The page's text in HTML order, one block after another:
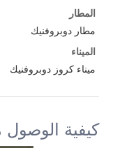
المطار
مطار دوبروفنيك
الميناء
ميناء كروز دوبروفنيك
كيفية الوصول